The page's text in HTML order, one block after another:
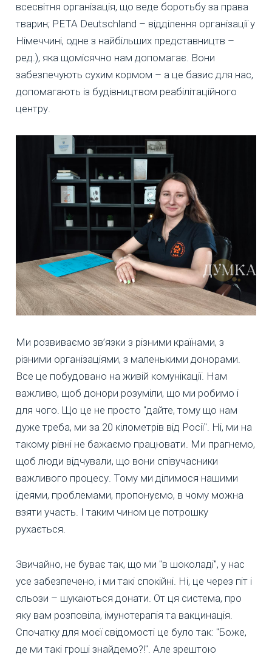
всесвітня організація, що веде боротьбу за права
тварин; PETA Deutschland – відділення організації у
Німеччині, одне з найбільших представництв –
ред.), яка щомісячно нам допомагає. Вони
забезпечують сухим кормом – а це базис для нас,
допомагають із будівництвом реабілітаційного
центру.
Ми розвиваємо зв’язки з різними країнами, з
різними організаціями, з маленькими донорами.
Все це побудовано на живій комунікації. Нам
важливо, щоб донори розуміли, що ми робимо і
для чого. Що це не просто "дайте, тому що нам
дуже треба, ми за 20 кілометрів від Росії". Ні, ми на
такому рівні не бажаємо працювати. Ми прагнемо,
щоб люди відчували, що вони співучасники
важливого процесу. Тому ми ділимося нашими
ідеями, проблемами, пропонуємо, в чому можна
взяти участь. І таким чином це потрошку
рухається.
Звичайно, не буває так, що ми "в шоколаді", у нас
усе забезпечено, і ми такі спокійні. Ні, це через піт і
сльози – шукаються донати. От ця система, про
яку вам розповіла, імунотерапія та вакцинація.
Спочатку для моєї свідомості це було так: "Боже,
де ми такі гроші знайдемо?!". Але зрештою